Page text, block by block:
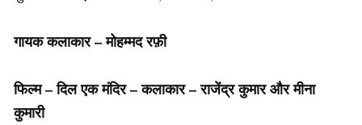
गायक कलाकार – मोहम्मद रफ़ी
फिल्म – दिल एक मंदिर – कलाकार – राजेंद्र कुमार और मीना
कुमारी